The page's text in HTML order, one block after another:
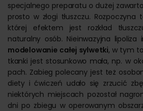
specjalnego preparatu o dużej
prosto w złogi tłuszczu.
której efektem jest rozkład
naturalny osób. Nieinwazyjna lipoliza
modelowanie całej sylwetki, w tym
tkanki jest stosunkowo mała, np. w
pach. Zabieg polecany jest też
diety i ćwiczeń udało się zrzucić
niektórych miejscach pozostał
dni po zbiegu w operowanym